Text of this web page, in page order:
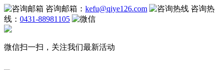
咨询邮箱： kefu@qiye126.com
咨询热
线： 0431-88981105
微信扫一扫，关注我们最新活动